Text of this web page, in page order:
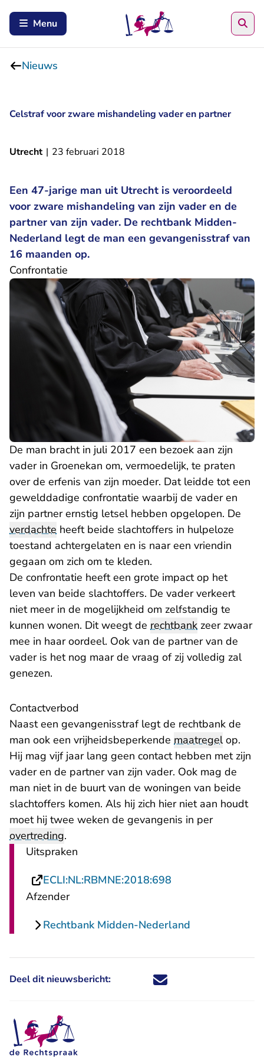
Menu
Nieuws
Celstraf voor zware mishandeling vader en partner
Utrecht | 23 februari 2018
Een 47-jarige man uit Utrecht is veroordeeld
voor zware mishandeling van zijn vader en de
partner van zijn vader. De rechtbank Midden-
Nederland legt de man een gevangenisstraf van
16 maanden op.
Confrontatie
De man bracht in juli 2017 een bezoek aan zijn
vader in Groenekan om, vermoedelijk, te praten
over de erfenis van zijn moeder. Dat leidde tot een
gewelddadige confrontatie waarbij de vader en
zijn partner ernstig letsel hebben opgelopen. De
verdachte heeft beide slachtoffers in hulpeloze
toestand achtergelaten en is naar een vriendin
gegaan om zich om te kleden.
De confrontatie heeft een grote impact op het
leven van beide slachtoffers. De vader verkeert
niet meer in de mogelijkheid om zelfstandig te
kunnen wonen. Dit weegt de rechtbank zeer zwaar
mee in haar oordeel. Ook van de partner van de
vader is het nog maar de vraag of zij volledig zal
genezen.
Contactverbod
Naast een gevangenisstraf legt de rechtbank de
man ook een vrijheidsbeperkende maatregelop.
Hij mag vijf jaar lang geen contact hebben met zijn
vader en de partner van zijn vader. Ook mag de
man niet in de buurt van de woningen van beide
slachtoffers komen. Als hij zich hier niet aan houdt
moet hij twee weken de gevangenis in per
overtreding.
Uitspraken
ECLI:NL:RBMNE:2018:698
Afzender
Rechtbank Midden-Nederland
Deel dit nieuwsbericht: Deel dit nieuwsbericht via X -
Deel dit nieuwsbericht via
Deel dit nieuwsbericht
Deel dit